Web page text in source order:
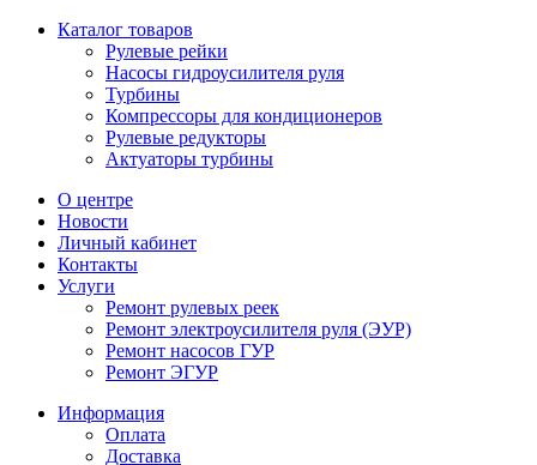
Каталог товаров
Рулевые рейки
Насосы гидроусилителя руля
Турбины
Компрессоры для кондиционеров
Рулевые редукторы
Актуаторы турбины
О центре
Новости
Личный кабинет
Контакты
Услуги
Ремонт рулевых реек
Ремонт электроусилителя руля (ЭУР)
Ремонт насосов ГУР
Ремонт ЭГУР
Информация
Оплата
Доставка